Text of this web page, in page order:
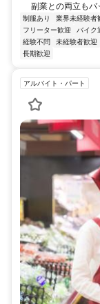
副業との両立もバ
制服あり 業界未経験者
フリーター歓迎
バイク
経験不問
未経験者歓迎
長期歓迎
アルバイト・パート